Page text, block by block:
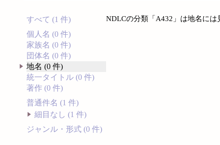
すべて (1 件)
個人名 (0 件)
家族名 (0 件)
団体名 (0 件)
地名 (0 件)
統一タイトル (0 件)
著作 (0 件)
普通件名 (1 件)
細目なし (1 件)
ジャンル・形式 (0 件)
NDLCの分類「A432」は地名に